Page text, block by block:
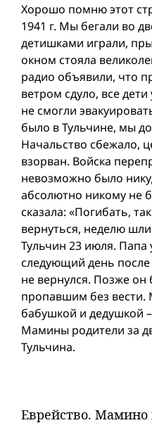
Хорошо помню этот
1941 г. Мы бегали во
детишками играли,
окном стояла
радио объявили, что
ветром сдуло, все
не смогли
было в Тульчине, мы
Начальство сбежало,
взорван. Войска
невозможно было
абсолютно никому не
сказала: «Погибать,
вернуться, неделю
Тульчин 23 июля.
следующий день
не вернулся. Позже
пропавшим без
бабушкой и дедушкой
Мамины родители за
Тульчина.
Еврейство. Мамино